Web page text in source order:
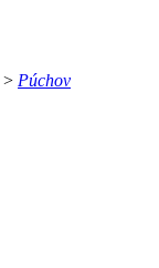
> Púchov